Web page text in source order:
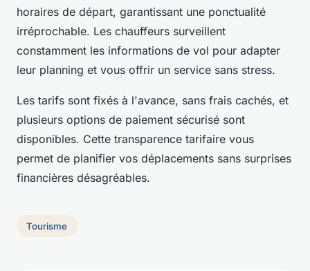
horaires de départ, garantissant une ponctualité
irréprochable. Les chauffeurs surveillent
constamment les informations de vol pour adapter
leur planning et vous offrir un service sans stress.
Les tarifs sont fixés à l'avance, sans frais cachés, et
plusieurs options de paiement sécurisé sont
disponibles. Cette transparence tarifaire vous
permet de planifier vos déplacements sans surprises
financières désagréables.
Tourisme